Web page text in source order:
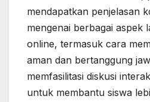
mendapatkan penjelasan
mengenai berbagai aspek
online, termasuk cara
aman dan bertanggung
memfasilitasi diskusi
untuk membantu siswa